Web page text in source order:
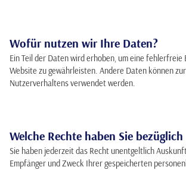
Wofür nutzen wir Ihre Daten?
Ein Teil der Daten wird erhoben, um eine
Website zu gewährleisten. Andere Daten können
Nutzerverhaltens verwendet werden.
Welche Rechte haben Sie
Sie haben jederzeit das Recht unentgeltlich
Empfänger und Zweck Ihrer gespeicherten